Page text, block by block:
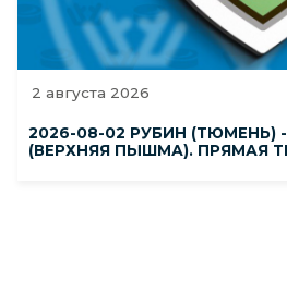
2 августа 2026
2026-08-02 РУБИН (ТЮМЕНЬ)
(ВЕРХНЯЯ ПЫШМА). ПРЯМАЯ